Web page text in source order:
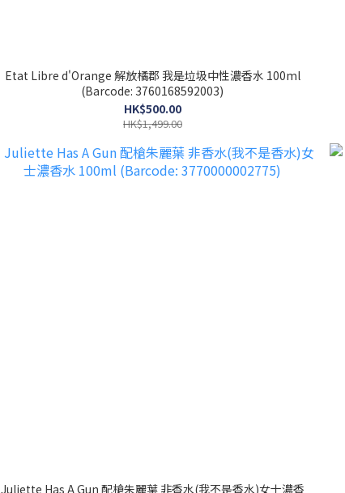
Etat Libre d'Orange 解放橘郡 我是垃圾中性濃香水 100ml
(Barcode: 3760168592003)
HK$500.00
HK$1,499.00
Juliette Has A Gun 配槍朱麗葉 非香水(我不是香水)女士濃香